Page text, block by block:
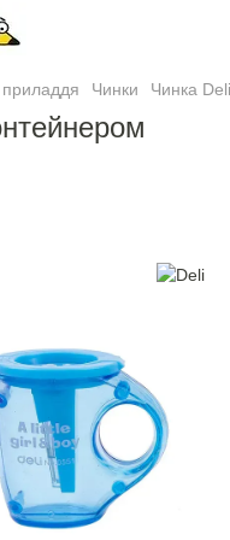
Чинки Чинка